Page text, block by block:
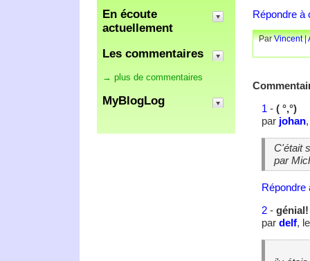
Répondre à
ParVincent|
1 - ( °,°)
par johan
C'était
par
Répondre
2- génial!
par delf,
En écoute
actuellement
Les commentaires
→ plus de commentaires
MyBlogLog